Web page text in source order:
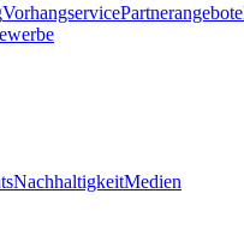
VorhangservicePartnerangebote
NachhaltigkeitMedien